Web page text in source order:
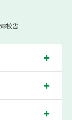
学・英語・国語・理
文]・理科[物理・化
ます。
おり、高校生の入塾後
でご入塾の場合、そ
1学期間無料で指導させ
点でない地域では、
させていただきます。
中学校の各中学校の生
校舎